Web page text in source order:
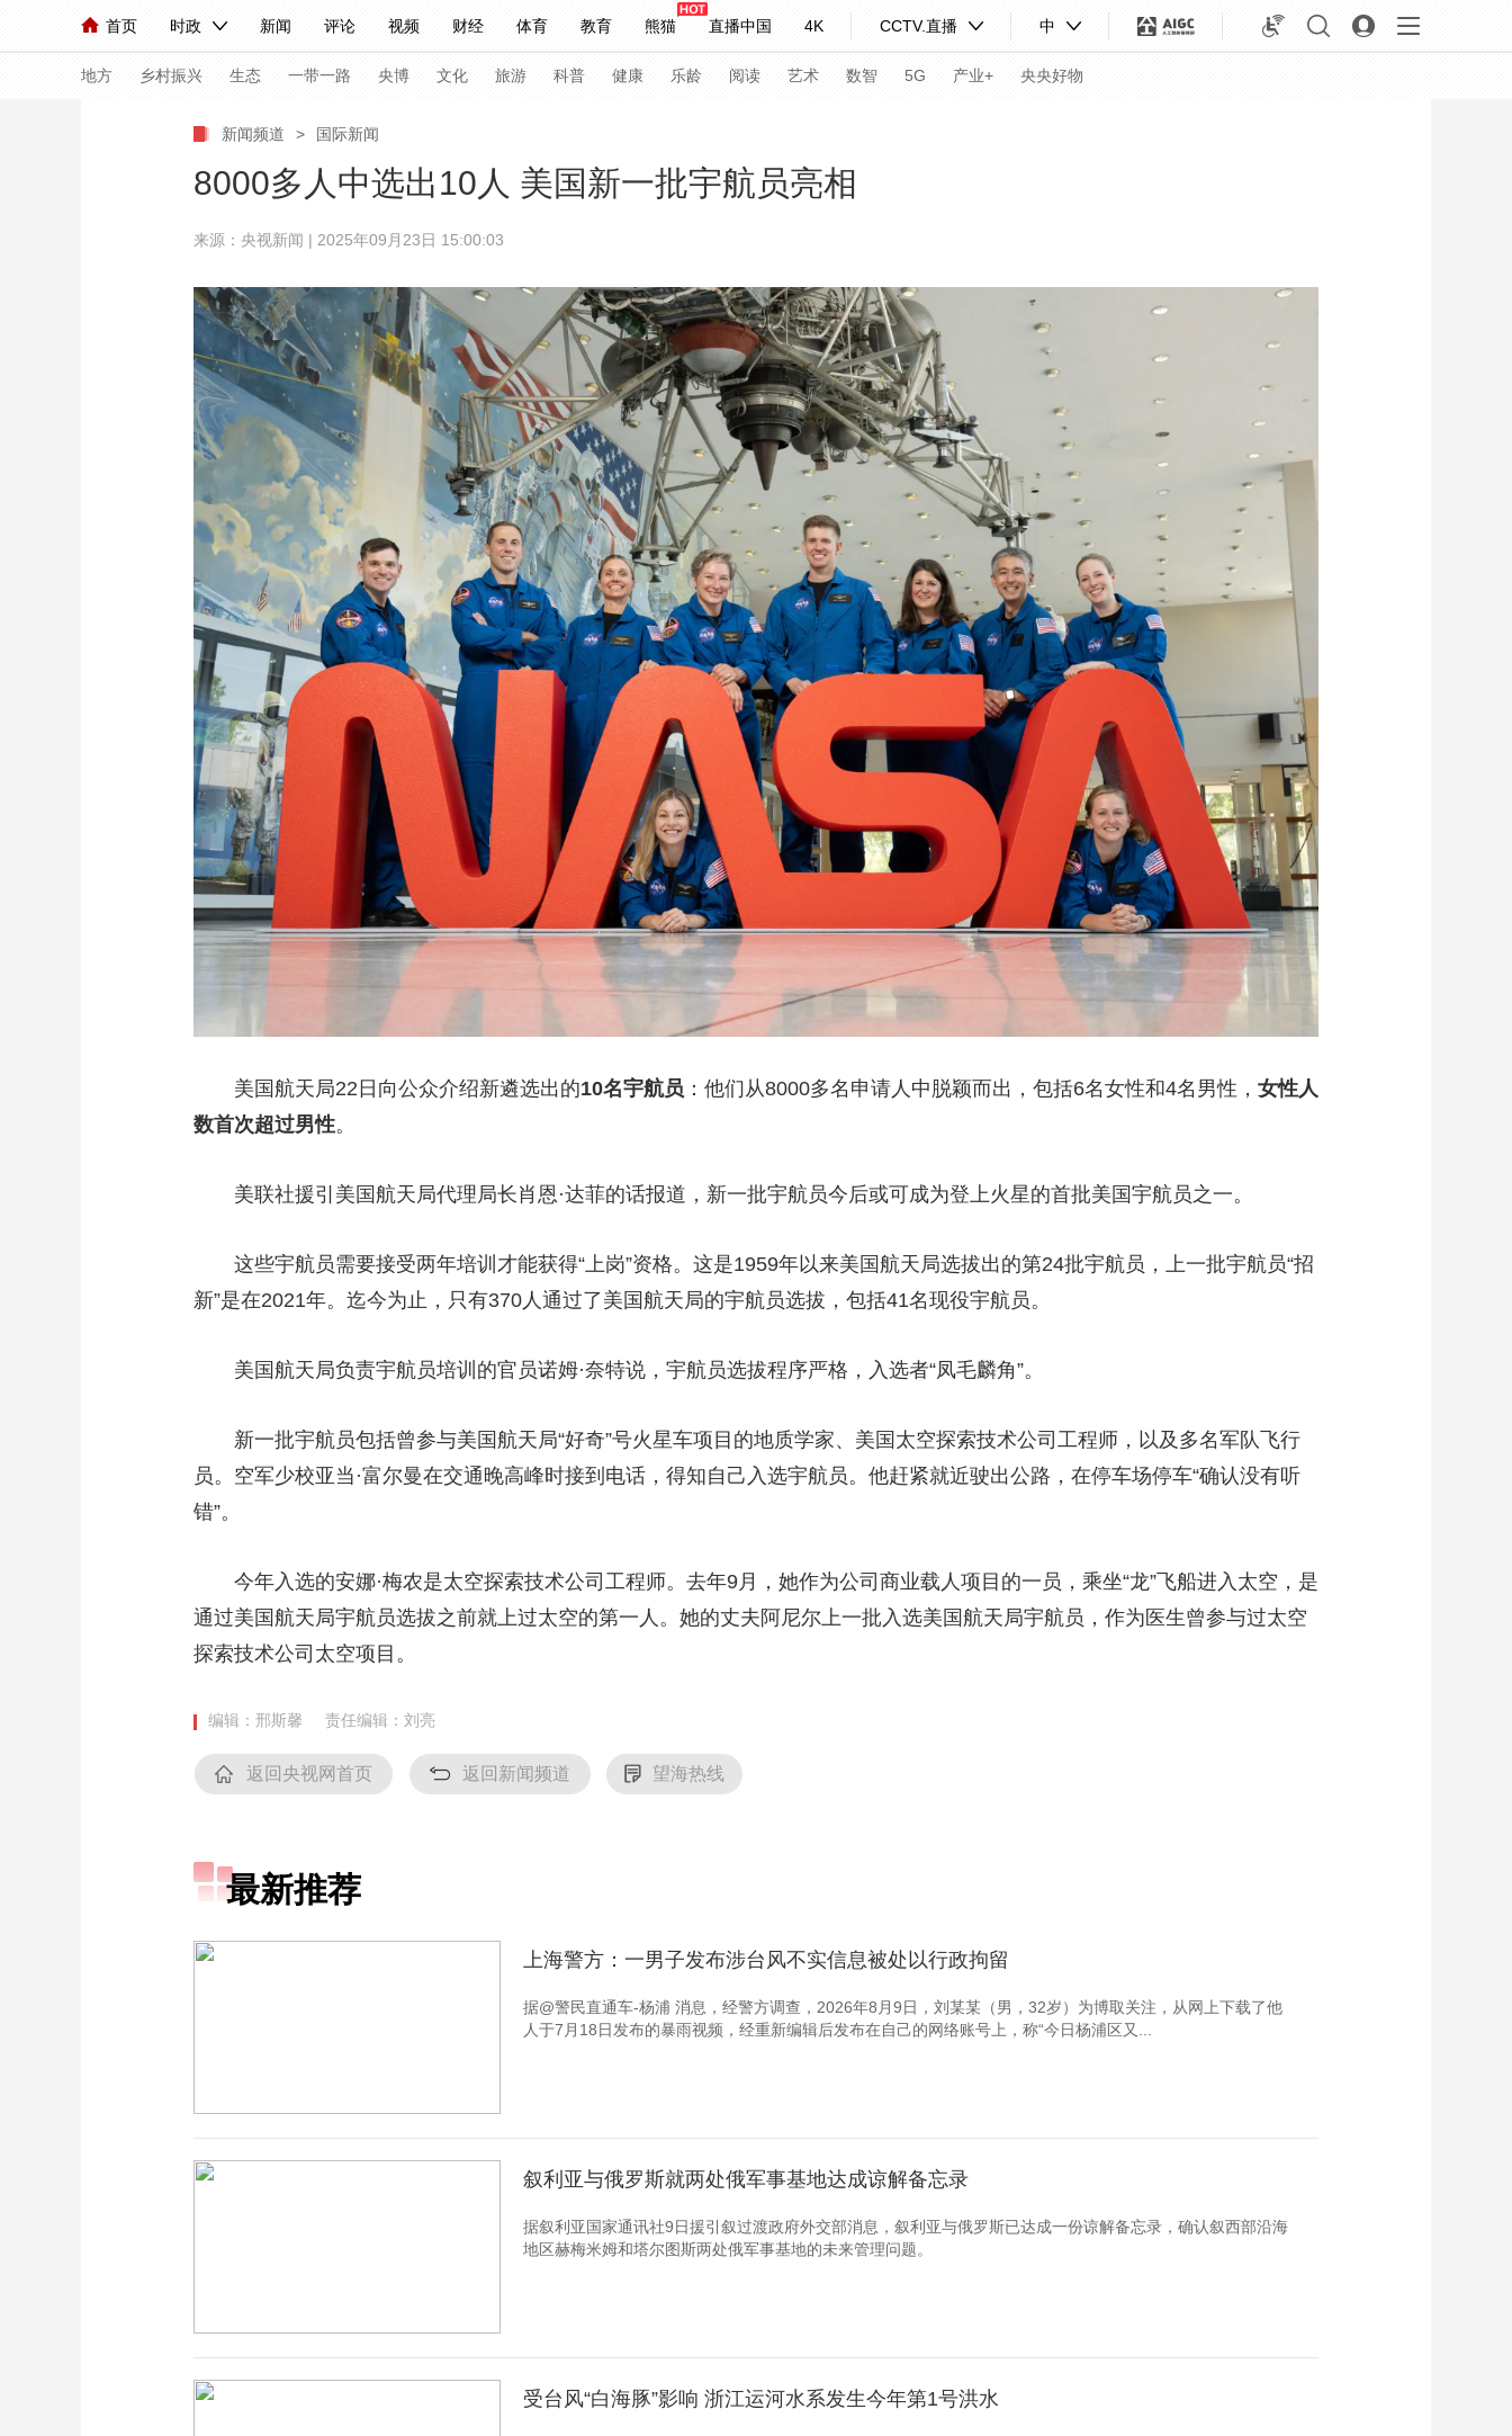
首页 时政 新闻 评论 视频 财经 体育 教育 熊猫 直播中国 4K CCTV.直播 中
人民领袖习近平 联播+ 中国领导人 央视快评 习式妙语 热解读 天天学习
直播 栏目大全 节目单 听音 微视频 主持人 下载央视影音
海外频道 iPanda English Монгол
地方 乡村振兴 生态 一带一路 央博 文化 旅游 科普 健康 乐龄 阅读 艺术 数智 5G 产业+ 央央好物
人民领袖习近平 联播+ 热解读 天天学习 习式妙语 央视快评 央视网评 光华锐评 锋面
小央视频 小央直播 直播中国 熊猫频道 VR/AR 4K专区 全景新闻
前线 快看 蓝海中国 新兵请入列 人生第一次 人生第二次
直播 竞猜 2026年世界杯 2026年冬奥会 CBA NBA 中超 国足 国际足球 网球
CCTV奥林匹克频道 生活体育大会 体育江湖 文化体育 冰雪道路
教育 乡村振兴 生态环境 一带一路 央博 非遗 文化 旅游 科普 健康 乐龄 阅读 数智 5G 产业+
大国展会 大国保险 云顶对话 云起 超级工厂 智敬中国 全民健康 颜选攻略 海洋 时尚 天气 才艺 网展 央央好物
CCTV.节目官网 直播 节目单 栏目 片库 热播榜 总台企业白名单
新闻频道 > 国际新闻
8000多人中选出10人 美国新一批宇航员亮相
来源： 央视新闻 | 2025年09月23日 15:00:03
美国航天局22日向公众介绍新遴选出的10名宇航员 ：他们从8000多名申请人中脱颖而出，包括6名女性和4名男性， 女性人
数首次超过男性。
美联社援引美国航天局代理局长肖恩·达菲的话报道，新一批宇航员今后或可成为登上火星的首批美国宇航员之一。
这些宇航员需要接受两年培训才能获得“上岗”资格。这是1959年以来美国航天局选拔出的第24批宇航员，上一批宇航员“招
新”是在2021年。迄今为止，只有370人通过了美国航天局的宇航员选拔，包括41名现役宇航员。
美国航天局负责宇航员培训的官员诺姆·奈特说，宇航员选拔程序严格，入选者“凤毛麟角”。
新一批宇航员包括曾参与美国航天局“好奇”号火星车项目的地质学家、美国太空探索技术公司工程师，以及多名军队飞行
员。空军少校亚当·富尔曼在交通晚高峰时接到电话，得知自己入选宇航员。他赶紧就近驶出公路，在停车场停车“确认没有听
错”。
今年入选的安娜·梅农是太空探索技术公司工程师。去年9月，她作为公司商业载人项目的一员，乘坐“龙”飞船进入太空，是
通过美国航天局宇航员选拔之前就上过太空的第一人。她的丈夫阿尼尔上一批入选美国航天局宇航员，作为医生曾参与过太空
探索技术公司太空项目。
编辑：邢斯馨 责任编辑：刘亮
返回央视网首页 返回新闻频道 望海热线
最新推荐
上海警方：一男子发布涉台风不实信息被处以行政拘留
据@警民直通车-杨浦 消息，经警方调查，2026年8月9日，刘某某（男，32岁）为博取关注，从网上下载了他
人于7月18日发布的暴雨视频，经重新编辑后发布在自己的网络账号上，称“今日杨浦区又...
叙利亚与俄罗斯就两处俄军事基地达成谅解备忘录
据叙利亚国家通讯社9日援引叙过渡政府外交部消息，叙利亚与俄罗斯已达成一份谅解备忘录，确认叙西部沿海
地区赫梅米姆和塔尔图斯两处俄军事基地的未来管理问题。
受台风“白海豚”影响 浙江运河水系发生今年第1号洪水